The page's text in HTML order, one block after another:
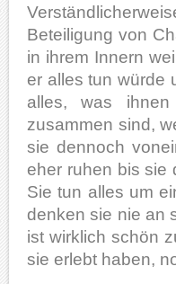
Beteiligung von
in ihrem Innern
er alles tun würde
alles, was
zusammen sind,
sie dennoch
eher ruhen bis sie
Sie tun alles um
denken sie nie an
ist wirklich schön
sie erlebt haben,